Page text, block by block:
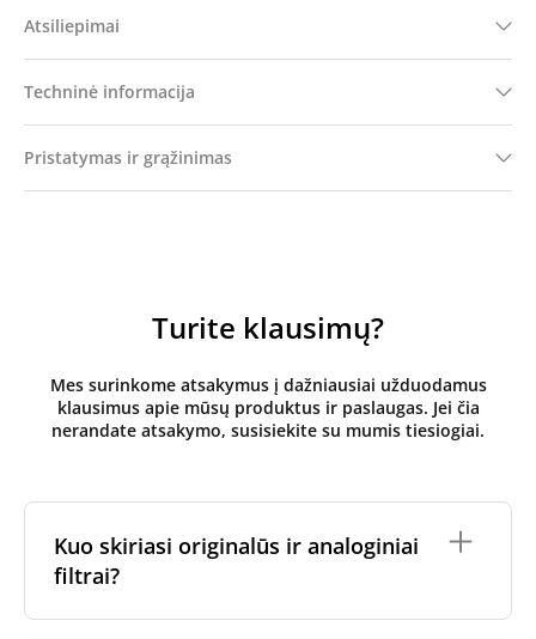
Atsiliepimai
Techninė informacija
Pristatymas ir grąžinimas
Turite klausimų?
Mes surinkome atsakymus į dažniausiai užduodamus
klausimus apie mūsų produktus ir paslaugas. Jei čia
nerandate atsakymo, susisiekite su mumis tiesiogiai.
Kuo skiriasi originalūs ir analoginiai
filtrai?